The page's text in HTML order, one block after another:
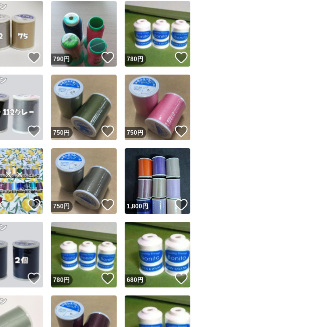
いいね！
790円 いいね！
780円
いいね！
750円 いいね！
750円
いいね！
750円 いいね！
1,800円
いいね！
780円 いいね！
680円